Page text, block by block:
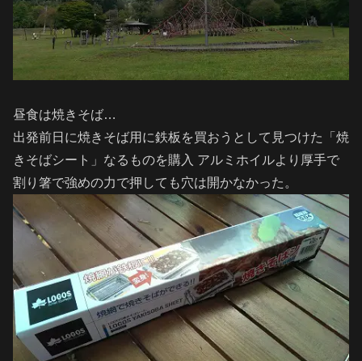
昼食は焼きそば…
出発前日に焼きそば用に鉄板を買おうとして見つけた「焼
きそばシート」なるものを購入 アルミホイルより厚手で
割り箸で強めの力で押しても穴は開かなかった。